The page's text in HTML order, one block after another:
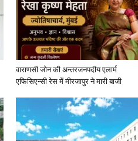
वाराणसी जोन की अन्तरजनपदीय एलार्म
एफिसिएन्सी रेस में मीरजापुर ने मारी बाजी